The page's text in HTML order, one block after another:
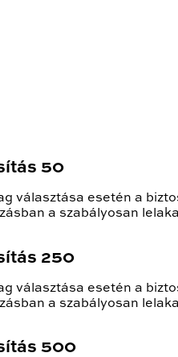
50
választása esetén a
a szabályosan
250
választása esetén a
a szabályosan
500